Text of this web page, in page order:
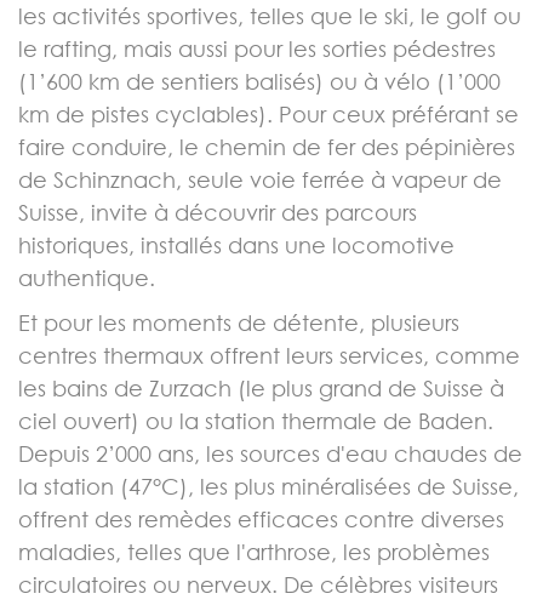
les activités sportives, telles que le ski, le golf ou
le rafting, mais aussi pour les sorties pédestres
(1’600 km de sentiers balisés) ou à vélo (1’000
km de pistes cyclables). Pour ceux préférant se
faire conduire, le chemin de fer des pépinières
de Schinznach, seule voie ferrée à vapeur de
Suisse, invite à découvrir des parcours
historiques, installés dans une locomotive
authentique.
Et pour les moments de détente, plusieurs
centres thermaux offrent leurs services, comme
les bains de Zurzach (le plus grand de Suisse à
ciel ouvert) ou la station thermale de Baden.
Depuis 2’000 ans, les sources d'eau chaudes de
la station (47°C), les plus minéralisées de Suisse,
offrent des remèdes efficaces contre diverses
maladies, telles que l'arthrose, les problèmes
circulatoires ou nerveux. De célèbres visiteurs